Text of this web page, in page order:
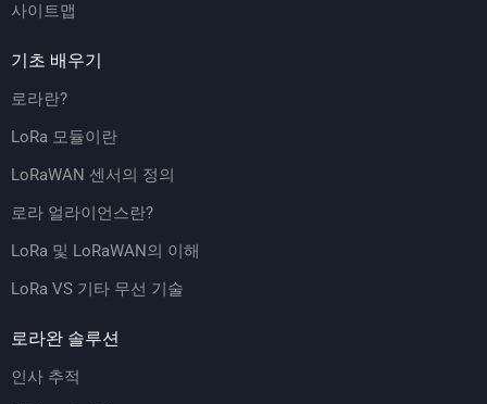
사이트맵
기초 배우기
로라란?
LoRa 모듈이란
LoRaWAN 센서의 정의
로라 얼라이언스란?
LoRa 및 LoRaWAN의 이해
LoRa VS 기타 무선 기술
로라완 솔루션
인사 추적